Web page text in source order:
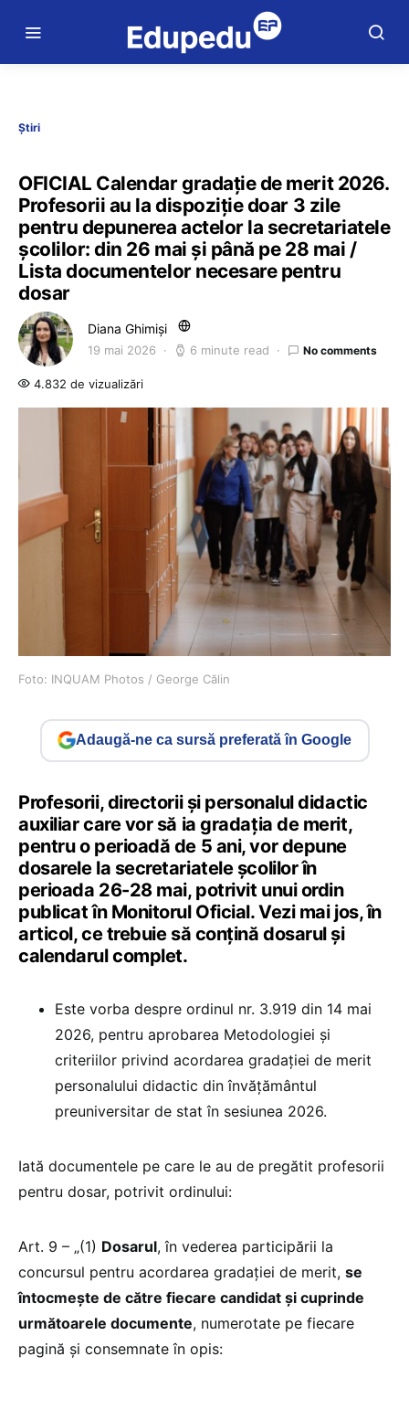
Știri
OFICIAL Calendar gradație de merit 2026.
Profesorii au la dispoziție doar 3 zile
pentru depunerea actelor la secretariatele
școlilor: din 26 mai și până pe 28 mai /
Lista documentelor necesare pentru
dosar
Diana Ghimiși
19 mai 2026 6 minute read No comments
4.832 de vizualizări
Foto: INQUAM Photos / George Călin
Adaugă-ne ca sursă preferată în Google
Profesorii, directorii și personalul didactic
auxiliar care vor să ia gradația de merit,
pentru o perioadă de 5 ani, vor depune
dosarele la secretariatele școlilor în
perioada 26-28 mai, potrivit unui ordin
publicat în Monitorul Oficial. Vezi mai jos, în
articol, ce trebuie să conțină dosarul și
calendarul complet.
Este vorba despre ordinul nr. 3.919 din 14 mai
2026, pentru aprobarea Metodologiei și
criteriilor privind acordarea gradației de merit
personalului didactic din învățământul
preuniversitar de stat în sesiunea 2026.
Iată documentele pe care le au de pregătit profesorii
pentru dosar, potrivit ordinului:
Art. 9 – „(1) Dosarul, în vederea participării la
concursul pentru acordarea gradației de merit, se
întocmește de către fiecare candidat și cuprinde
următoarele documente, numerotate pe fiecare
pagină şi consemnate în opis: